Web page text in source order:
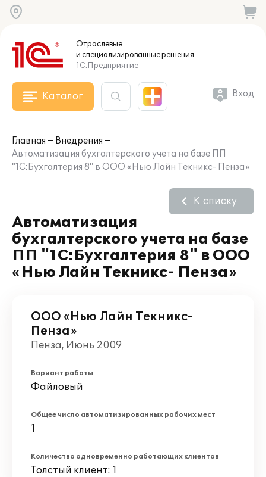
Отраслевые
и специализированныерешения
1С:Предприятие
Каталог Вход
Главная
Внедрения
Автоматизация бухгалтерского учета на базе ПП
"1С:Бухгалтерия 8" в ООО «Нью Лайн Текникс- Пенза»
Автоматизация
бухгалтерского учета на базе
ПП "1С:Бухгалтерия 8" в ООО
«Нью Лайн Текникс- Пенза»
К списку
ООО «Нью Лайн Текникс-
Пенза»
Пенза, Июнь 2009
Вариант работы
Файловый
Общее число автоматизированных рабочих мест
1
Количество одновременно работающих клиентов
Толстый клиент: 1